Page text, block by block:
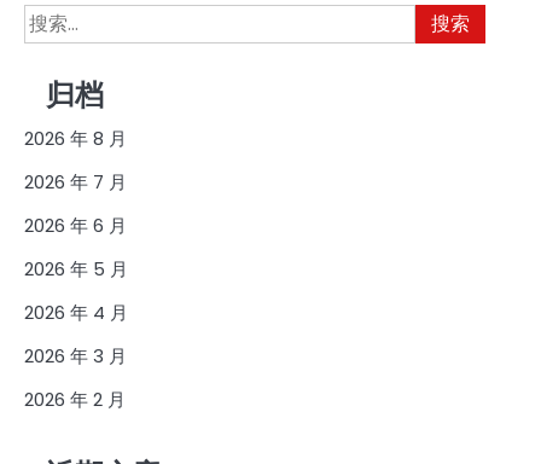
搜
索：
归档
2026 年 8 月
2026 年 7 月
2026 年 6 月
2026 年 5 月
2026 年 4 月
2026 年 3 月
2026 年 2 月